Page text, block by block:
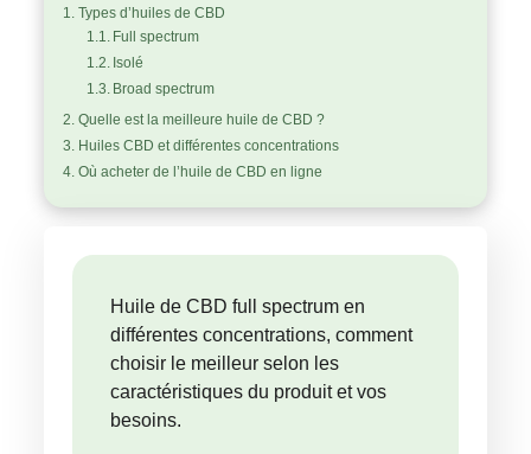
Types d’huiles de CBD
Full spectrum
Isolé
Broad spectrum
Quelle est la meilleure huile de CBD ?
Huiles CBD et différentes concentrations
Où acheter de l’huile de CBD en ligne
Huile de CBD full spectrum en
différentes concentrations, comment
choisir le meilleur selon les
caractéristiques du produit et vos
besoins.